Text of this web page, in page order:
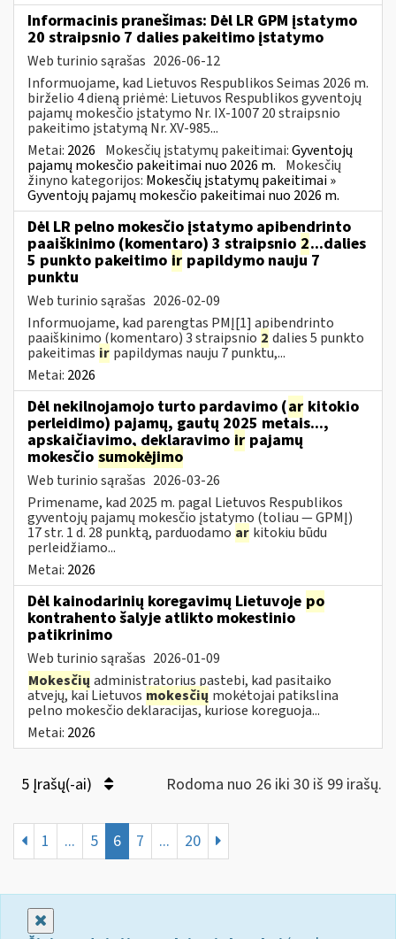
Informacinis pranešimas: Dėl LR GPM įstatymo
20 straipsnio 7 dalies pakeitimo įstatymo
Web turinio sąrašas 2026-06-12
Informuojame, kad Lietuvos Respublikos Seimas 2026 m.
birželio 4 dieną priėmė: Lietuvos Respublikos gyventojų
pajamų mokesčio įstatymo Nr. IX-1007 20 straipsnio
pakeitimo įstatymą Nr. XV-985...
Metai: 2026 Mokesčių įstatymų pakeitimai:Gyventojų
pajamų mokesčio pakeitimai nuo 2026 m. Mokesčių
žinyno kategorijos: Mokesčių įstatymų pakeitimai »
Gyventojų pajamų mokesčio pakeitimai nuo 2026 m.
Dėl LR pelno mokesčio įstatymo apibendrinto
paaiškinimo (komentaro) 3 straipsnio 2...dalies
5 punkto pakeitimo ir papildymo nauju 7
punktu
Web turinio sąrašas 2026-02-09
Informuojame, kad parengtas PMĮ[1] apibendrinto
paaiškinimo (komentaro) 3 straipsnio 2 dalies 5 punkto
pakeitimas ir papildymas nauju 7 punktu,...
Metai: 2026
Dėl nekilnojamojo turto pardavimo (ar kitokio
perleidimo) pajamų, gautų 2025 metais...,
apskaičiavimo, deklaravimo ir pajamų
mokesčio sumokėjimo
Web turinio sąrašas 2026-03-26
Primename, kad 2025 m. pagal Lietuvos Respublikos
gyventojų pajamų mokesčio įstatymo (toliau — GPMĮ)
17 str. 1 d. 28 punktą, parduodamo ar kitokiu būdu
perleidžiamo...
Metai: 2026
Dėl kainodarinių koregavimų Lietuvoje po
kontrahento šalyje atlikto mokestinio
patikrinimo
Web turinio sąrašas 2026-01-09
Mokesčių administratorius pastebi, kad pasitaiko
atvejų, kai Lietuvos mokesčių mokėtojai patikslina
pelno mokesčio deklaracijas, kuriose koreguoja...
Metai: 2026
5 Įrašų(-ai) Rodoma nuo 26 iki 30 iš 99 irašų.
1 ... 5 6 7 ... 20